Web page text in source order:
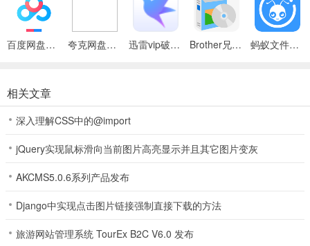
百度网盘绿色免安装Pc电脑版 夸克网盘官方正式版 迅雷vip破解版永久会员2024版 Brother兄弟 MFC-8480DN多功能一体机ISIS驱动 蚂蚁文件（数据恢复大师）
相关文章
深入理解CSS中的@import
jQuery实现鼠标滑向当前图片高亮显示并且其它图片变灰
AKCMS5.0.6系列产品发布
Django中实现点击图片链接强制直接下载的方法
旅游网站管理系统 TourEx B2C V6.0 发布